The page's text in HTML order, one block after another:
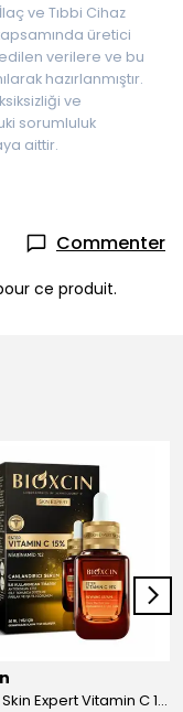
ve Tıbbi Cihaz
üretici
verilere ve bu
hazırlanmıştır.
ve
sorumluluk
aittir.
Commenter
ce produit.
Bioxcin Skin Expert Vitamin C 15% Canlandırıcı Serum 30 ml